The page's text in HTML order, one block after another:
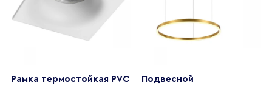
Рамка термостойкая PVC
Подвесной